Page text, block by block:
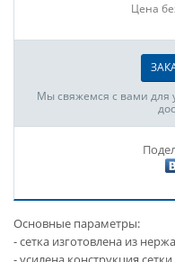
Цена
Мы свяжемся с вами для
Основные параметры:
- сетка изготовлена из